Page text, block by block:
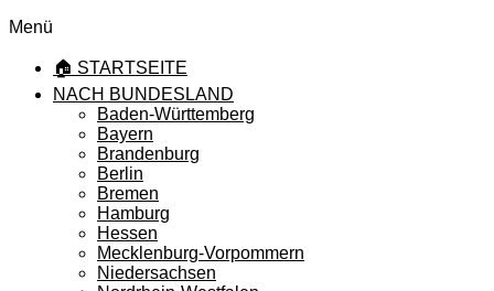
Menü
🏠 STARTSEITE
NACH BUNDESLAND
Baden-Württemberg
Bayern
Brandenburg
Berlin
Bremen
Hamburg
Hessen
Mecklenburg-Vorpommern
Niedersachsen